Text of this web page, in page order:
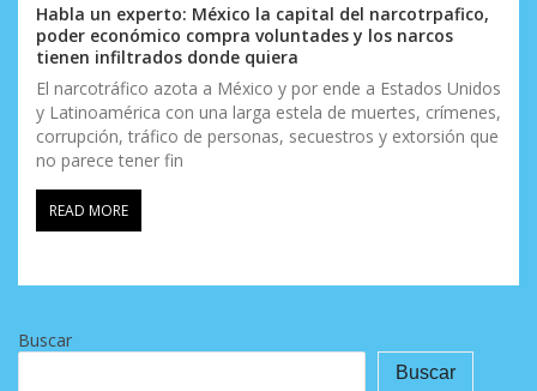
Habla un experto: México la capital del narcotrpafico,
poder económico compra voluntades y los narcos
tienen infiltrados donde quiera
El narcotráfico azota a México y por ende a Estados Unidos
y Latinoamérica con una larga estela de muertes, crímenes,
corrupción, tráfico de personas, secuestros y extorsión que
no parece tener fin
READ MORE
Buscar
Buscar